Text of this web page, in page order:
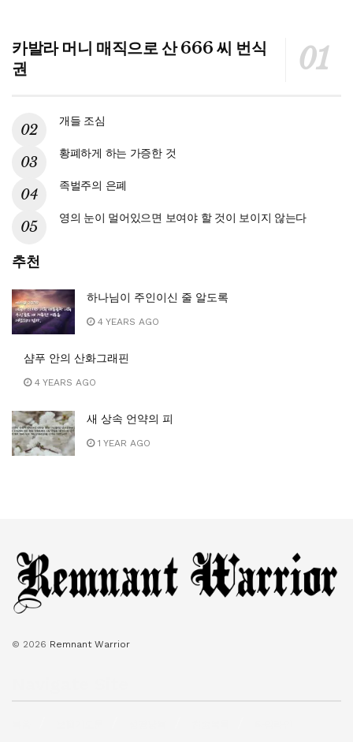
카발라 머니 매직으로 산 666 씨 번식
권
개들 조심
황폐하게 하는 가증한 것
족벌주의 은폐
영의 눈이 멀어있으면 보여야 할 것이 보이지 않는다
추천
하나님이 주인이신 줄 알도록
4 YEARS AGO
샴푸 안의 산화그래핀
4 YEARS AGO
새 상속 언약의 피
1 YEAR AGO
© 2026 Remnant Warrior